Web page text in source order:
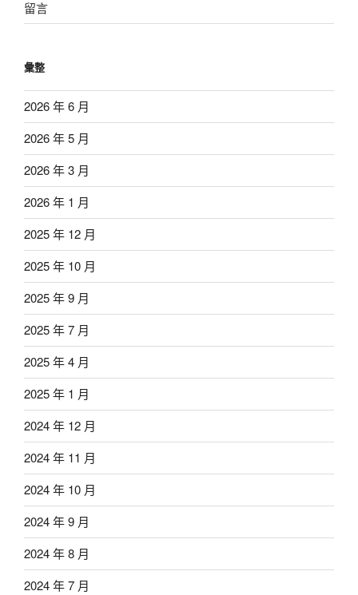
留言
彙整
2026 年 6 月
2026 年 5 月
2026 年 3 月
2026 年 1 月
2025 年 12 月
2025 年 10 月
2025 年 9 月
2025 年 7 月
2025 年 4 月
2025 年 1 月
2024 年 12 月
2024 年 11 月
2024 年 10 月
2024 年 9 月
2024 年 8 月
2024 年 7 月